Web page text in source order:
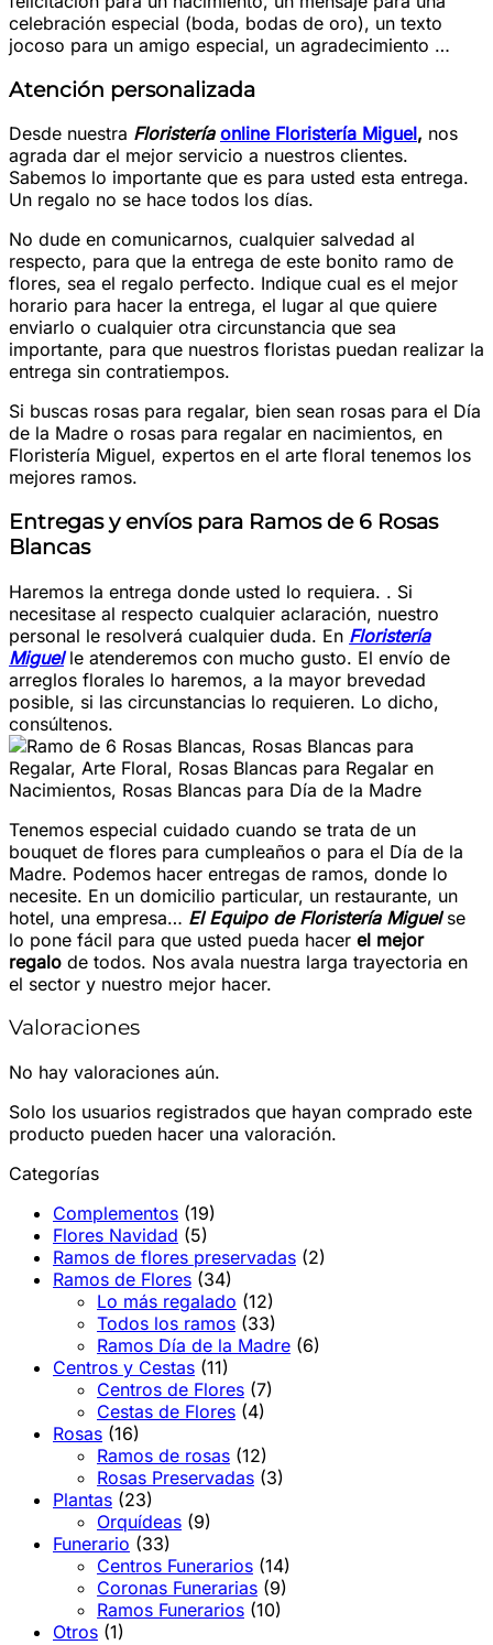
celebración especial (boda, bodas de oro), un texto
jocoso para un amigo especial, un agradecimiento …
Atención personalizada
Desde nuestra Floristería online Floristería Miguel, nos
agrada dar el mejor servicio a nuestros clientes.
Sabemos lo importante que es para usted esta entrega.
Un regalo no se hace todos los días.
No dude en comunicarnos, cualquier salvedad al
respecto, para que la entrega de este bonito ramo de
flores, sea el regalo perfecto. Indique cual es el mejor
horario para hacer la entrega, el lugar al que quiere
enviarlo o cualquier otra circunstancia que sea
importante, para que nuestros floristas puedan realizar la
entrega sin contratiempos.
Si buscas rosas para regalar, bien sean rosas para el Día
de la Madre o rosas para regalar en nacimientos, en
Floristería Miguel, expertos en el arte floral tenemos los
mejores ramos.
Entregas y envíos para Ramos de 6 Rosas
Blancas
Haremos la entrega donde usted lo requiera. . Si
necesitase al respecto cualquier aclaración, nuestro
personal le resolverá cualquier duda. En Floristería
Miguelle atenderemos con mucho gusto. El envío de
arreglos florales lo haremos, a la mayor brevedad
posible, si las circunstancias lo requieren. Lo dicho,
consúltenos.
Tenemos especial cuidado cuando se trata de un
bouquet de flores para cumpleaños o para el Día de la
Madre. Podemos hacer entregas de ramos, donde lo
necesite. En un domicilio particular, un restaurante, un
hotel, una empresa… El Equipo de Floristería Miguel se
lo pone fácil para que usted pueda hacer el mejor
regalo de todos. Nos avala nuestra larga trayectoria en
el sector y nuestro mejor hacer.
Valoraciones
No hay valoraciones aún.
Solo los usuarios registrados que hayan comprado este
producto pueden hacer una valoración.
Categorías
Complementos (19)
Flores Navidad (5)
Ramos de flores preservadas (2)
Ramos de Flores (34)
Lo más regalado (12)
Todos los ramos (33)
Ramos Día de la Madre (6)
Centros y Cestas (11)
Centros de Flores (7)
Cestas de Flores (4)
Rosas (16)
Ramos de rosas (12)
Rosas Preservadas (3)
Plantas (23)
Orquídeas (9)
Funerario (33)
Centros Funerarios (14)
Coronas Funerarias (9)
Ramos Funerarios (10)
Otros (1)